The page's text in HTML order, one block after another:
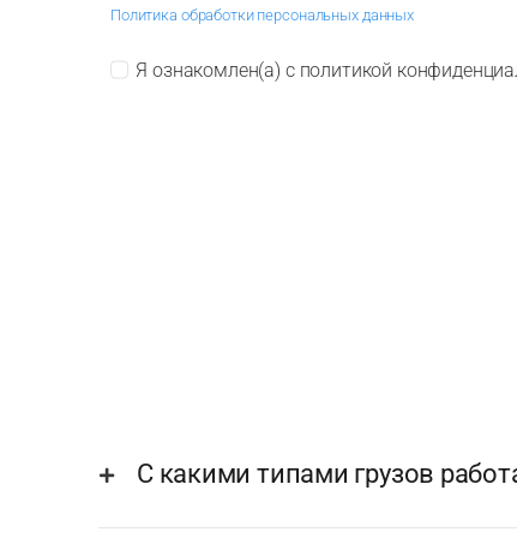
Политика обработки персональных данных
Я ознакомлен(а) с политикой
С какими типами грузов